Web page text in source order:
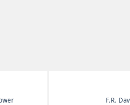
Stevie